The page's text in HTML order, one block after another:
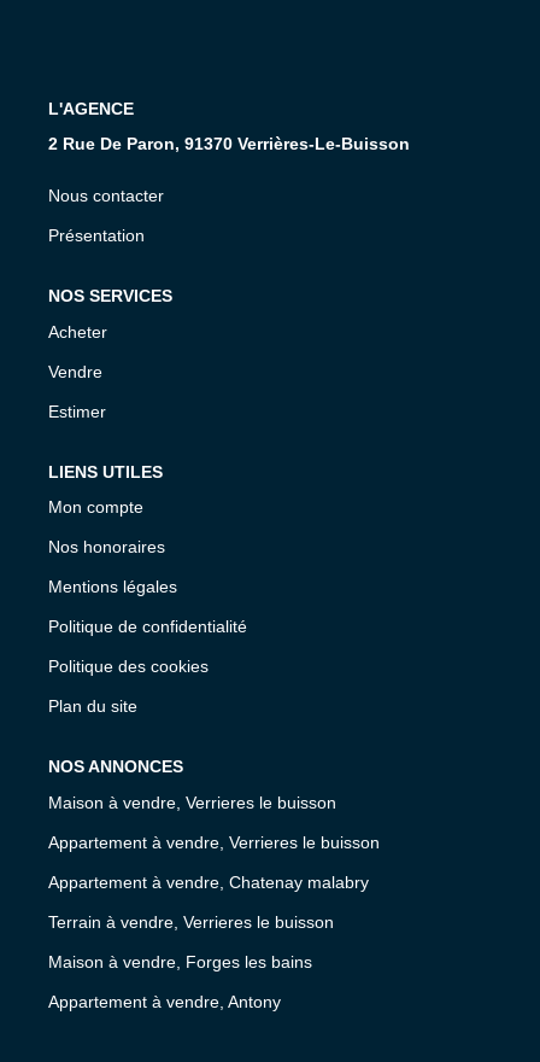
Avis Clients
L'AGENCE
2 Rue De Paron, 91370 Verrières-Le-Buisson
Nous contacter
Présentation
NOS SERVICES
Acheter
Vendre
Estimer
LIENS UTILES
Mon compte
Nos honoraires
Mentions légales
Politique de confidentialité
Politique des cookies
Plan du site
NOS ANNONCES
Maison à vendre, Verrieres le buisson
Appartement à vendre, Verrieres le buisson
Appartement à vendre, Chatenay malabry
Terrain à vendre, Verrieres le buisson
Maison à vendre, Forges les bains
Appartement à vendre, Antony